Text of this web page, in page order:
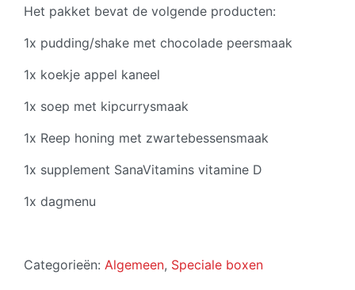
Het pakket bevat de volgende producten:
1x pudding/shake met chocolade peersmaak
1x koekje appel kaneel
1x soep met kipcurrysmaak
1x Reep honing met zwartebessensmaak
1x supplement SanaVitamins vitamine D
1x dagmenu
Categorieën: Algemeen, Speciale boxen